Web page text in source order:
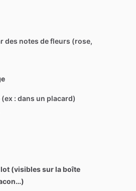
des notes de fleurs (rose,
(ex : dans un placard)
(visibles sur la boîte